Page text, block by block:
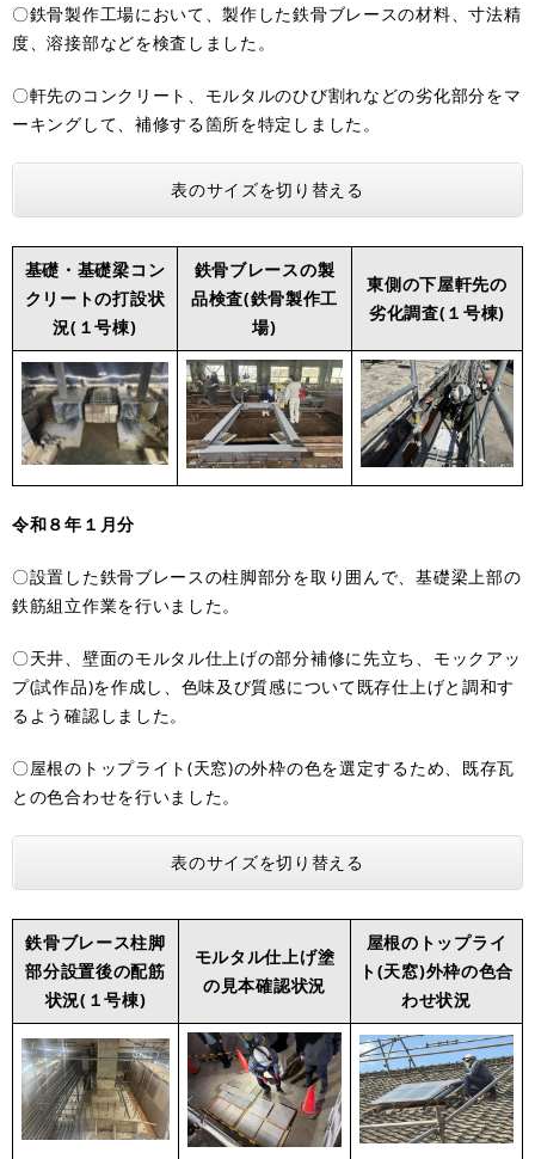
〇鉄骨製作工場において、製作した鉄骨ブレースの材料、寸法精
度、溶接部などを検査しました。
〇軒先のコンクリート、モルタルのひび割れなどの劣化部分をマ
ーキングして、補修する箇所を特定しました。
表のサイズを切り替える
基礎・基礎梁コン
クリートの打設状
況(１号棟)
鉄骨ブレースの製
品検査(鉄骨製作工
場)
東側の下屋軒先の
劣化調査(１号棟)
令和８年１月分
〇設置した鉄骨ブレースの柱脚部分を取り囲んで、基礎梁上部の
鉄筋組立作業を行いました。
〇天井、壁面のモルタル仕上げの部分補修に先立ち、モックアッ
プ(試作品)を作成し、色味及び質感について既存仕上げと調和す
るよう確認しました。
〇屋根のトップライト(天窓)の外枠の色を選定するため、既存瓦
との色合わせを行いました。
表のサイズを切り替える
鉄骨ブレース柱脚
部分設置後の配筋
状況(１号棟)
モルタル仕上げ塗
の見本確認状況
屋根のトップライ
ト(天窓)外枠の色合
わせ状況